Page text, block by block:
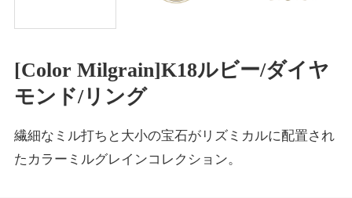
[Color Milgrain]K18ルビー/ダイヤ
モンド/リング
繊細なミル打ちと大小の宝石がリズミカルに配置され
たカラーミルグレインコレクション。